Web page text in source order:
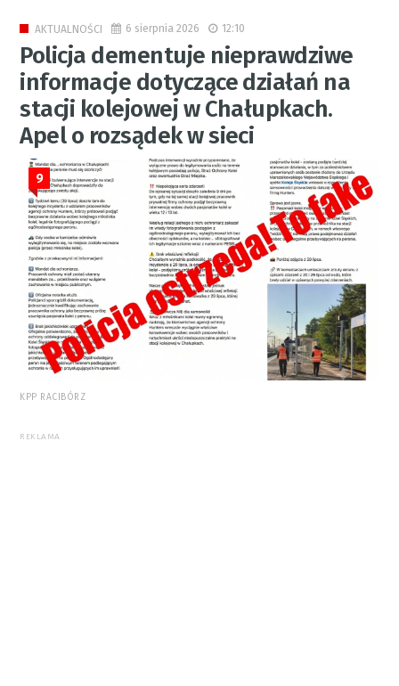
AKTUALNOŚCI 6 sierpnia 2026 12:10
Policja dementuje nieprawdziwe
informacje dotyczące działań na
stacji kolejowej w Chałupkach.
Apel o rozsądek w sieci
9
KPP RACIBÓRZ
REKLAMA